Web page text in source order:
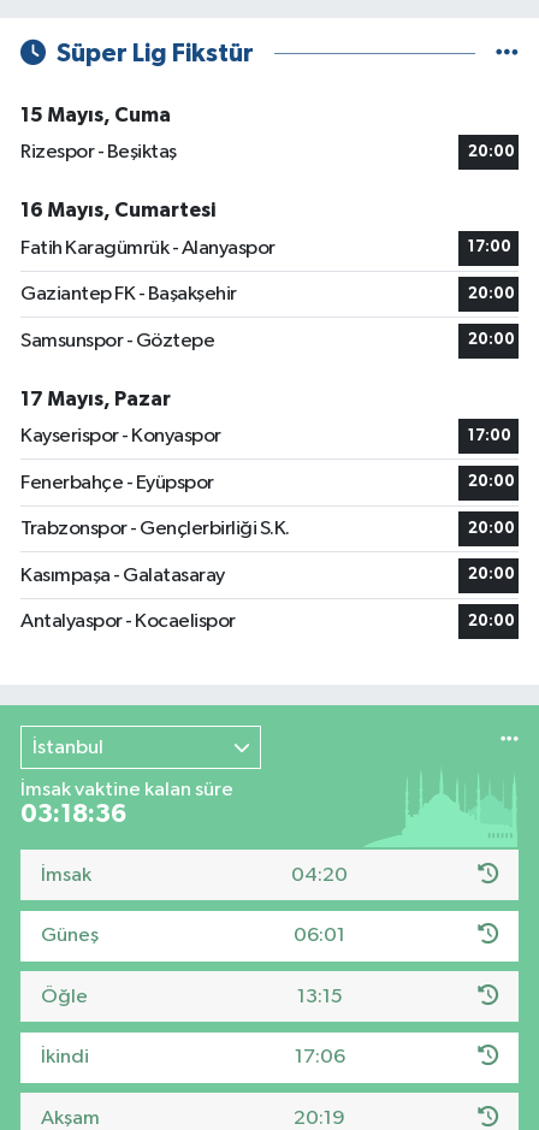
Süper Lig Fikstür
15 Mayıs, Cuma
Rizespor - Beşiktaş
20:00
16 Mayıs, Cumartesi
Fatih Karagümrük - Alanyaspor
17:00
Gaziantep FK - Başakşehir 20:00
Samsunspor - Göztepe 20:00
17 Mayıs, Pazar
Kayserispor - Konyaspor
17:00
Fenerbahçe - Eyüpspor 20:00
Trabzonspor - Gençlerbirliği S.K. 20:00
Kasımpaşa - Galatasaray 20:00
Antalyaspor - Kocaelispor 20:00
İstanbul
İmsak vaktine kalan süre
03:18:35
İmsak 04:20
Güneş 06:01
Öğle 13:15
İkindi 17:06
Akşam 20:19